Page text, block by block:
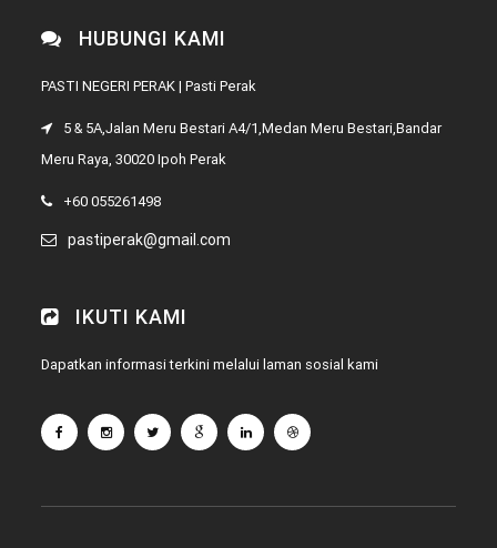
HUBUNGI KAMI
PASTI NEGERI PERAK | Pasti Perak
5 & 5A,Jalan Meru Bestari A4/1,Medan Meru Bestari,Bandar
Meru Raya, 30020 Ipoh Perak
+60 055261498
pastiperak@gmail.com
IKUTI KAMI
Dapatkan informasi terkini melalui laman sosial kami